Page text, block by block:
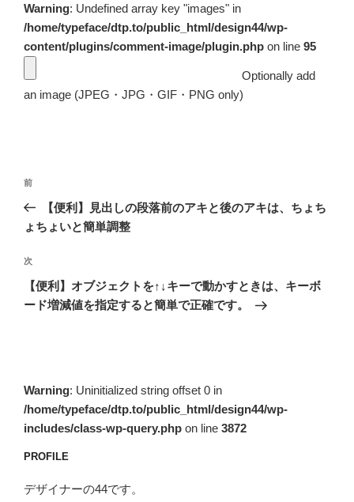
Warning: Undefined array key "images" in
/home/typeface/dtp.to/public_html/design44/wp-
content/plugins/comment-image/plugin.php on line 95
Optionally add
an image (JPEG・JPG・GIF・PNG only)
投
ゲ
ー
シ
前
の
投
前
【便利】見出しの段落前のアキと後のアキは、ちょち
ょちょいと簡単調整
次
の
次
【便利】オブジェクトを↑↓キーで動かすときは、キーボ
ード増減値を指定すると簡単で正確です。
Warning: Uninitialized string offset 0 in
/home/typeface/dtp.to/public_html/design44/wp-
includes/class-wp-query.php on line 3872
PROFILE
デザイナーの44です。